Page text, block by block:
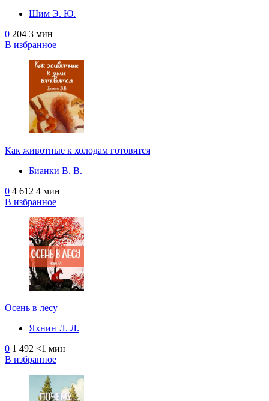
Шим Э. Ю.
0 204 3 мин
В избранное
Как животные к холодам готовятся
Бианки В. В.
0 4 612 4 мин
В избранное
Осень в лесу
Яхнин Л. Л.
0 1 492 <1 мин
В избранное